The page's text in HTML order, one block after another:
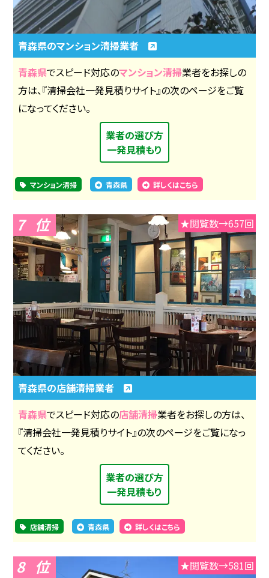
青森県のマンション清掃業者
青森県でスピード対応のマンション清掃業者をお探しの
方は、『清掃会社一発見積りサイト』の次のページをご覧
になってください。
業者の選び方
一発見積もり
マンション清掃 青森県 詳しくはこちら
7 ★閲覧数→657回
青森県の店舗清掃業者
青森県でスピード対応の店舗清掃業者をお探しの方は、
『清掃会社一発見積りサイト』の次のページをご覧になっ
てください。
業者の選び方
一発見積もり
店舗清掃 青森県 詳しくはこちら
8 ★閲覧数→581回